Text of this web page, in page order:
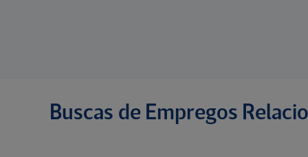
Buscas de Empregos